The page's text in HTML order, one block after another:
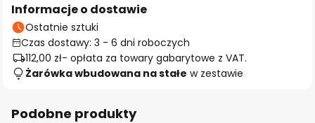
Informacje o dostawie
Ostatnie sztuki
Czas dostawy: 3 - 6 dni roboczych
112,00 zł- opłata za towary gabarytowe z VAT.
Żarówka wbudowana na stałe w zestawie
Podobne produkty